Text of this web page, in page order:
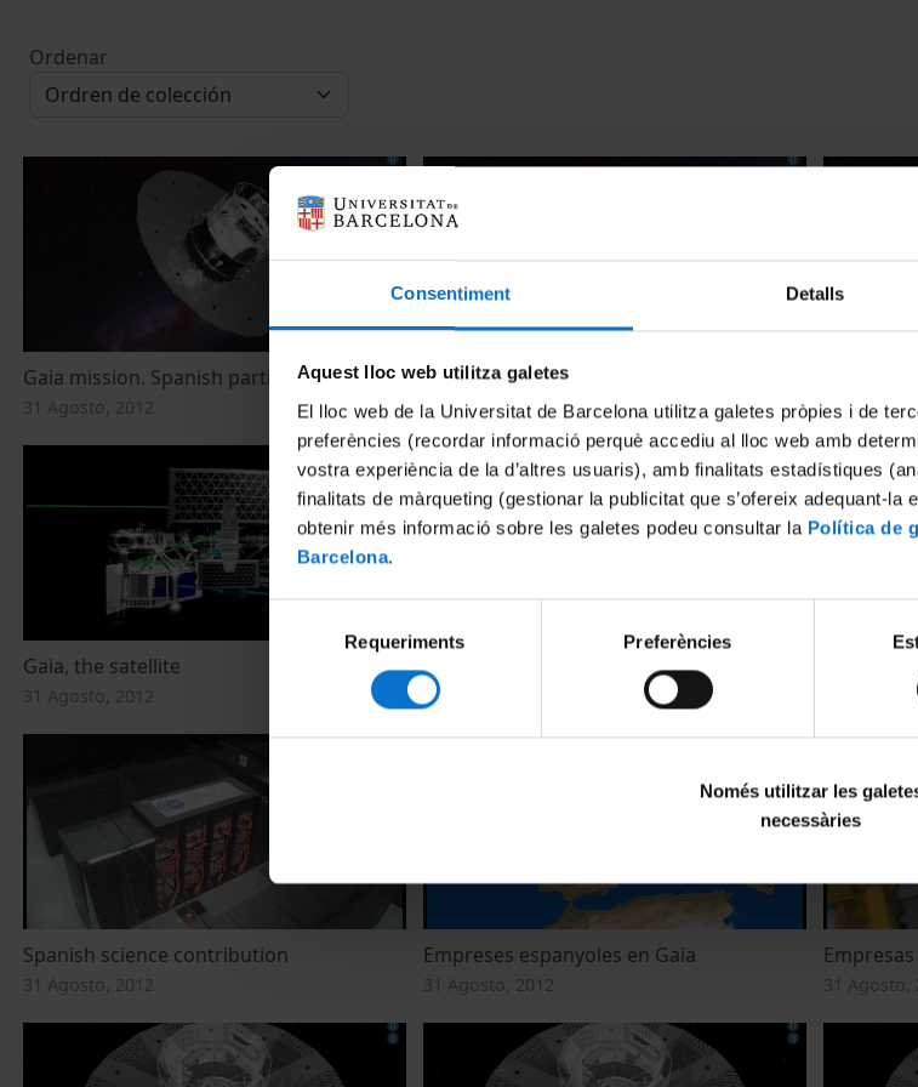
Consentiment Detalls
Aquest lloc web utilitza galetes
El lloc web de la Universitat de Barcelona utilitza galetes pròpies i de
preferències (recordar informació perquè accediu al lloc web amb
vostra experiència de la d’altres usuaris), amb finalitats estadístiques
finalitats de màrqueting (gestionar la publicitat que s’ofereix adequant-
obtenir més informació sobre les galetes podeu consultar la Política de
Barcelona.
de
consentiment
Requeriments Preferències
Només utilitzar les
necessàries
Ordenar
Gaia mission. Spanish participation
31 Agosto, 2012
La misión Gaia. Participación española
31 Agosto, 2012 31 Agosto,
Gaia, the satellite
31 Agosto, 2012
Gaia, el satèl·lit
31 Agosto, 2012 31 Agosto,
Spanish science contribution
31 Agosto, 2012
Empreses espanyoles en Gaia
31 Agosto, 2012 31 Agosto,